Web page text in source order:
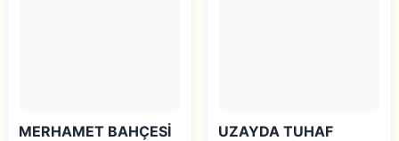
MERHAMET BAHÇESİ
UZAYDA TUHAF